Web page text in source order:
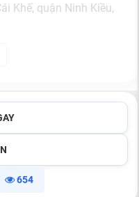
Khế, quận Ninh Kiều,
654